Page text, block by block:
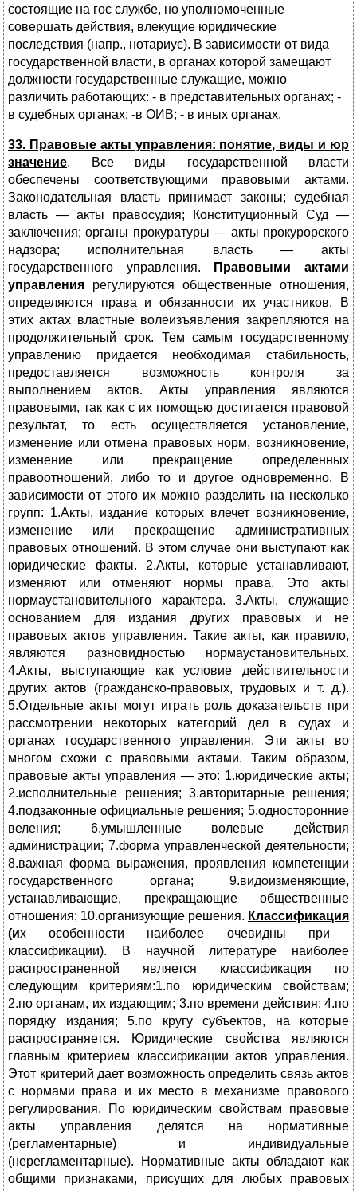
состоящие на гос службе, но уполномоченные
совершать действия, влекущие юридические
последствия (напр., нотариус). В зависимости от вида
государственной власти, в органах которой замещают
должности государственные служащие, можно
различить работающих: - в представительных органах; -
в судебных органах; -в ОИВ; - в иных органах.
33. Правовые акты управления: понятие, виды и юр
значение. Все виды государственной власти
обеспечены соответствующими правовыми актами.
Законодательная власть принимает законы; судебная
власть — акты правосудия; Конституционный Суд —
заключения; органы прокуратуры — акты прокурорского
надзора; исполнительная власть — акты
государственного управления.
Правовыми актами
управления регулируются общественные отношения,
определяются права и обязанности их участников. В
этих актах властные волеизъявления закрепляются на
продолжительный срок. Тем самым государственному
управлению придается необходимая стабильность,
предоставляется возможность контроля за
выполнением актов. Акты управления являются
правовыми, так как с их помощью достигается правовой
результат, то есть осуществляется установление,
изменение или отмена правовых норм, возникновение,
изменение или прекращение определенных
правоотношений, либо то и другое одновременно. В
зависимости от этого их можно разделить на несколько
групп: 1.Акты, издание которых влечет возникновение,
изменение или прекращение административных
правовых отношений. В этом случае они выступают как
юридические факты. 2.Акты, которые устанавливают,
изменяют или отменяют нормы права. Это акты
нормаустановительного характера. 3.Акты, служащие
основанием для издания других правовых и не
правовых актов управления. Такие акты, как правило,
являются разновидностью нормаустановительных.
4.Акты, выступающие как условие действительности
других актов (гражданско-правовых, трудовых и т. д.).
5.Отдельные акты могут играть роль доказательств при
рассмотрении некоторых категорий дел в судах и
органах государственного управления. Эти акты во
многом схожи с правовыми актами. Таким образом,
правовые акты управления — это: 1.юридические акты;
2.исполнительные решения; 3.авторитарные решения;
4.подзаконные официальные решения; 5.односторонние
веления; 6.умышленные волевые действия
администрации; 7.форма управленческой деятельности;
8.важная форма выражения, проявления компетенции
государственного органа; 9.видоизменяющие,
устанавливающие, прекращающие общественные
отношения; 10.организующие решения. Классификация
(их особенности наиболее очевидны при
классификации). В научной литературе наиболее
распространенной является классификация по
следующим критериям:1.по юридическим свойствам;
2.по органам, их издающим; 3.по времени действия; 4.по
порядку издания; 5.по кругу субъектов, на которые
распространяется. Юридические свойства являются
главным критерием классификации актов управления.
Этот критерий дает возможность определить связь актов
с нормами права и их место в механизме правового
регулирования. По юридическим свойствам правовые
акты управления делятся на нормативные
(регламентарные) и индивидуальные
(нерегламентарные). Нормативные акты обладают как
общими признаками, присущих для любых правовых